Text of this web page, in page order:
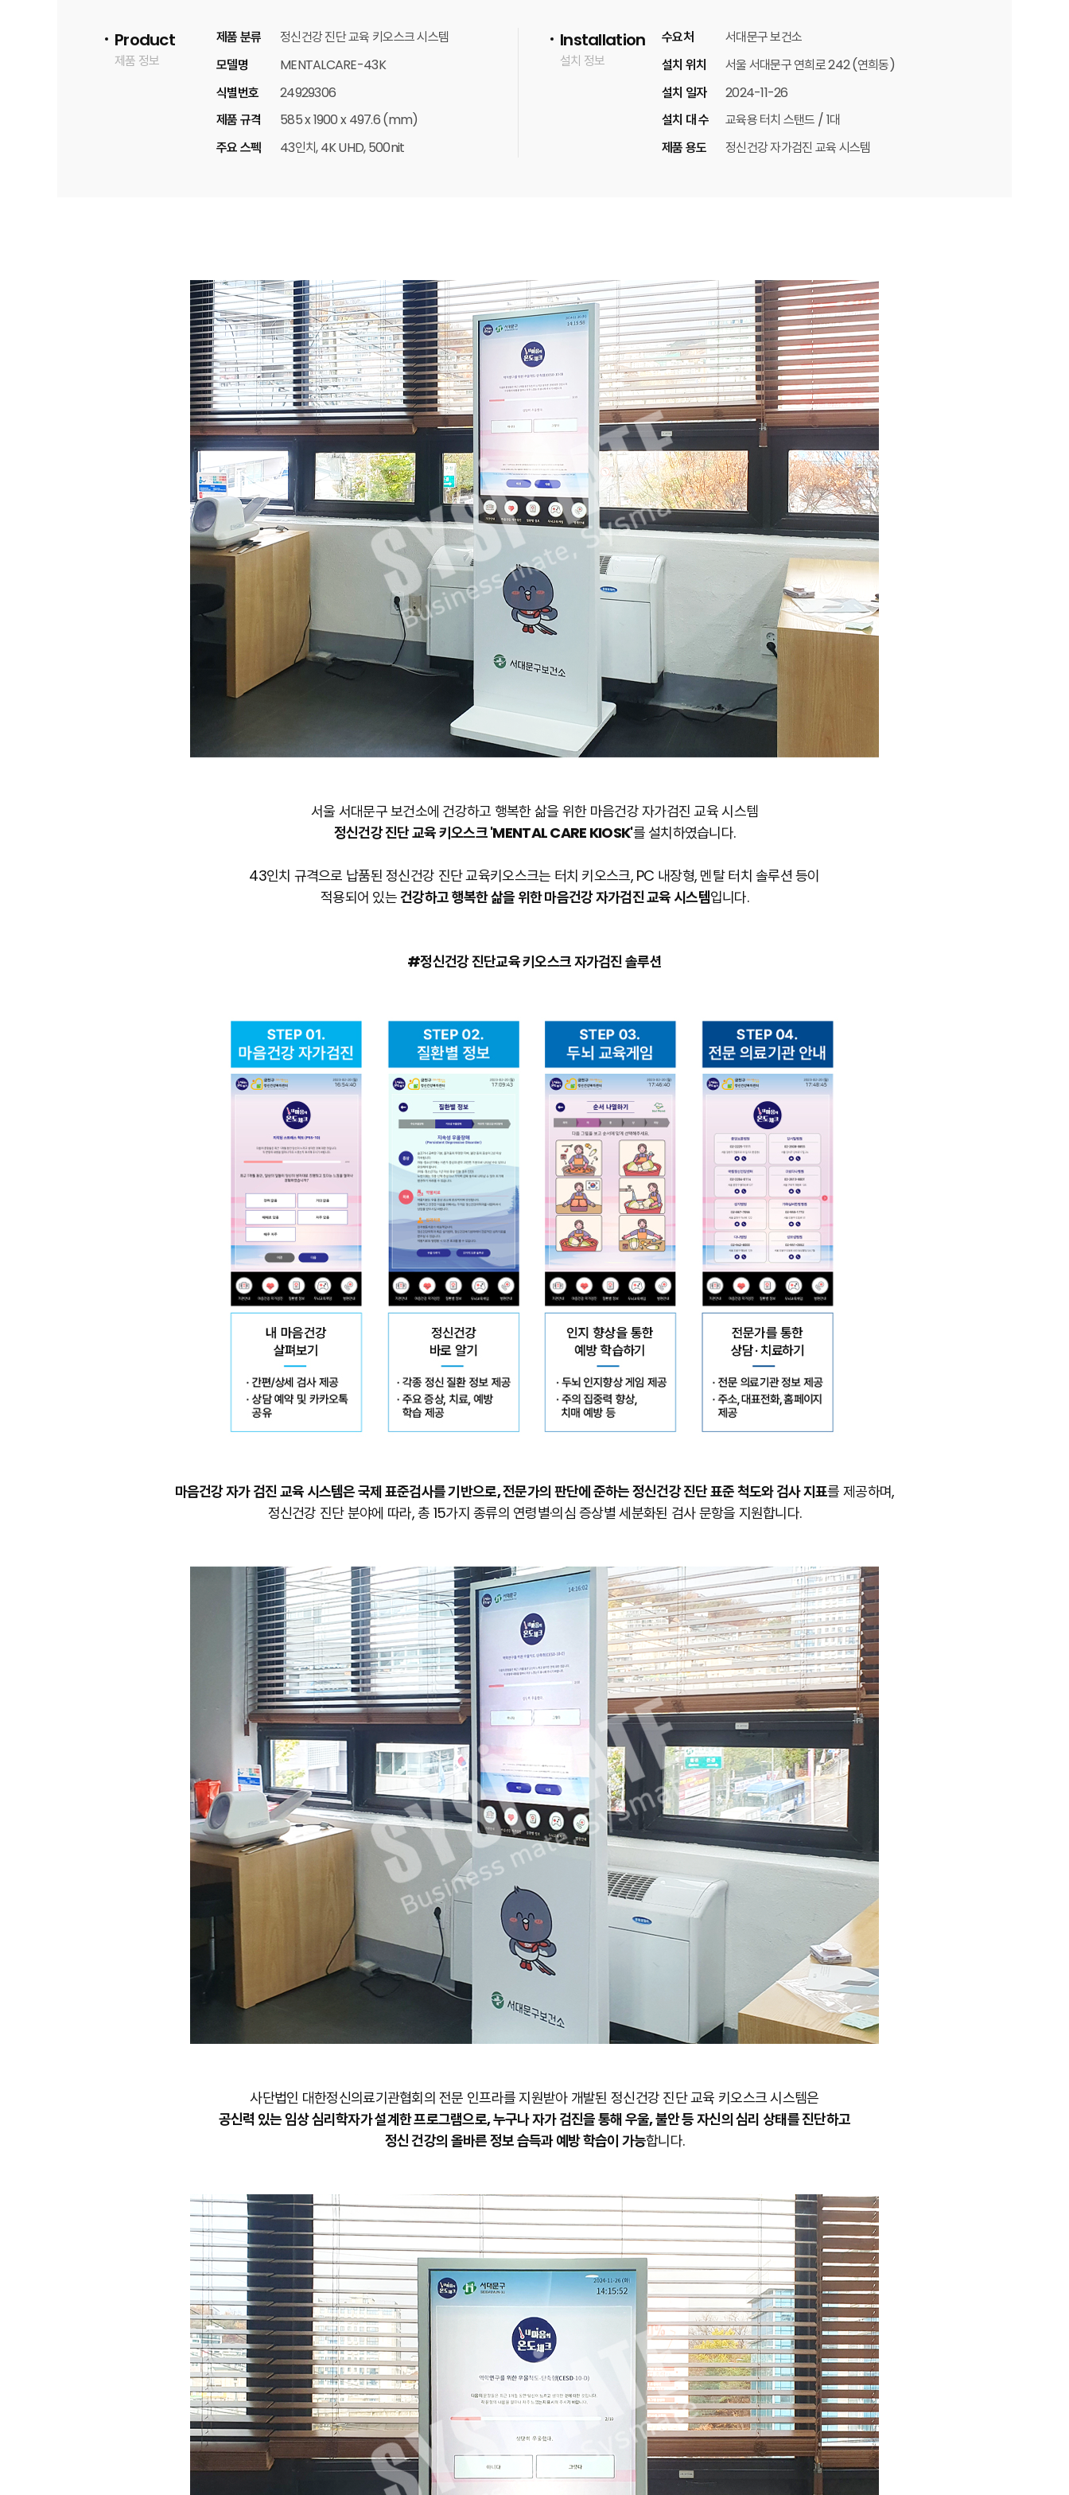
Product
제품 정보
제품 분류
정신건강 진단 교육 키오스크 시스템
모델명
MENTALCARE-43K
식별번호
24929306
제품 규격
585 x 1900 x 497.6 (mm)
주요 스펙
43인치, 4K UHD, 500nit
Installation
설치 정보
수요처
서대문구 보건소
설치 위치
서울 서대문구 연희로 242 (연희동)
설치 일자
2024-11-26
설치 대 수
교육용 터치 스탠드 / 1대
제품 용도
정신건강 자가검진 교육 시스템
서울 서대문구 보건소에 건강하고 행복한 삶을 위한 마음건강 자가검진 교육 시스템
정신건강 진단 교육 키오스크'MENTAL CARE KIOSK'를 설치하였습니다.
43인치 규격으로 납품된 정신건강 진단 교육키오스크는 터치 키오스크, PC 내장형, 멘탈 터치 솔루션 등이
적용되어 있는건강하고 행복한 삶을 위한 마음건강 자가검진 교육 시스템입니다.
#정신건강 진단교육 키오스크 자가검진 솔루션
마음건강 자가 검진 교육 시스템은 국제 표준검사를 기반으로, 전문가의 판단에 준하는 정신건강 진단 표준 척도와 검사 지표를 제공하며,
정신건강 진단 분야에 따라, 총 15가지 종류의 연령별·의심 증상별 세분화된 검사 문항을 지원합니다.
사단법인 대한정신의료기관협회의 전문 인프라를 지원받아 개발된 정신건강 진단 교육 키오스크 시스템은
공신력 있는 임상 심리학자가 설계한 프로그램으로, 누구나 자가 검진을 통해 우울, 불안 등 자신의 심리 상태를 진단하고
정신 건강의 올바른 정보 습득과 예방 학습이 가능합니다.